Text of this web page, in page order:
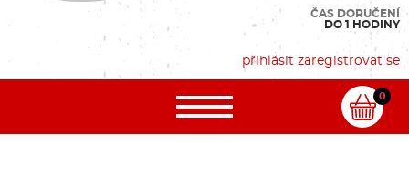
ČAS DORUČENÍ
DO 1 HODINY
přihlásit zaregistrovat se
0